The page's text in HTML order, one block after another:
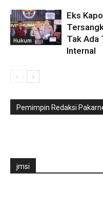
Hukum
Eks
Tak Ada
Internal
Pemimpin Redaksi
jmsi